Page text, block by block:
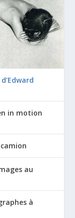
in motion
au
à